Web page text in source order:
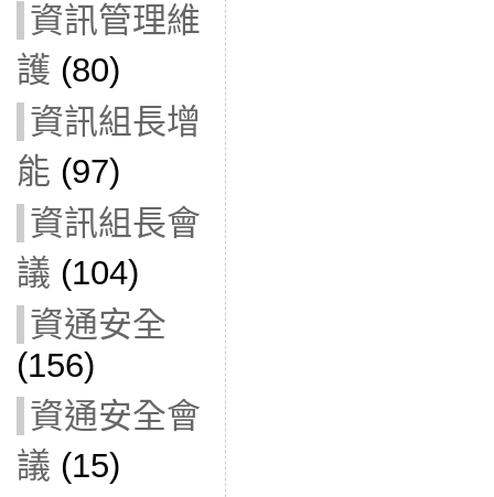
資訊管理維
護 (80)
資訊組長增
能 (97)
資訊組長會
議 (104)
資通安全
(156)
資通安全會
議 (15)